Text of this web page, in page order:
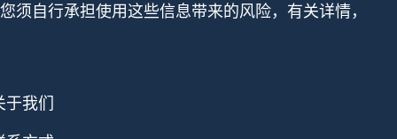
自行承担使用这些信息带来的风险，有关详情，
于我们